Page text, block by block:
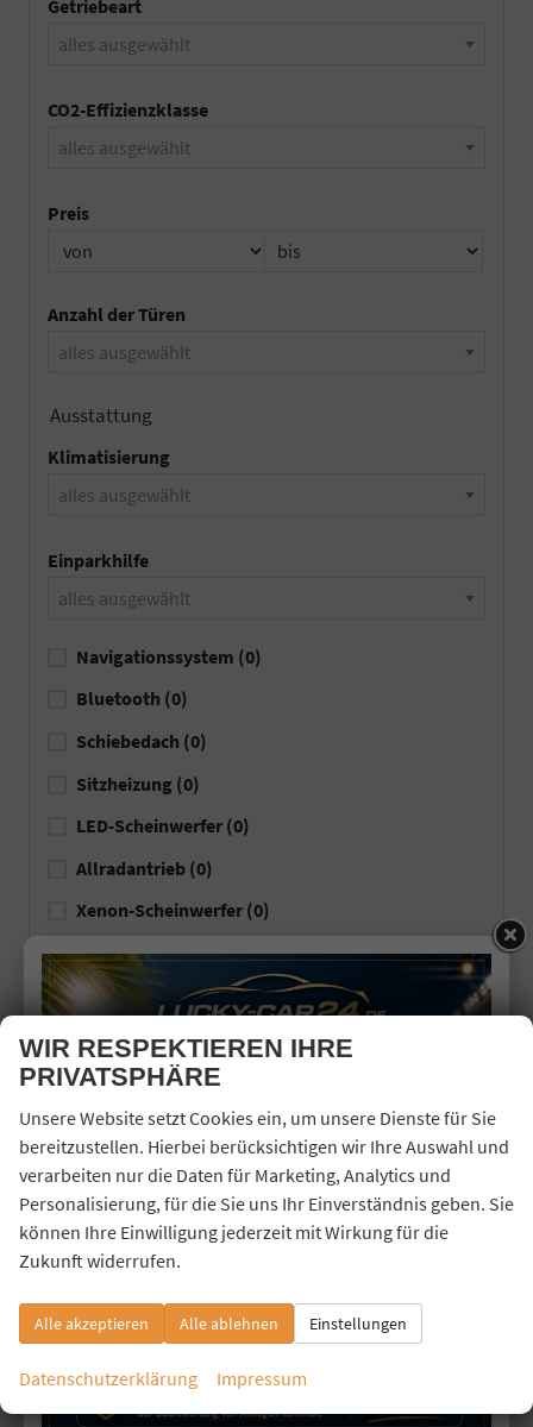
Getriebeart
alles ausgewählt
CO2-Effizienzklasse
alles ausgewählt
Preis
Anzahl der Türen
alles ausgewählt
Ausstattung
Klimatisierung
alles ausgewählt
Einparkhilfe
alles ausgewählt
Navigationssystem (0)
Bluetooth (0)
Schiebedach (0)
Sitzheizung (0)
LED-Scheinwerfer (0)
Allradantrieb (0)
Xenon-Scheinwerfer (0)
Tempomat automatisch (ACC)(0)
Anhängerkupplung(0)
Keine Ergebnisse
zurücksetzen
Geparkte Fahrzeuge (0)
Anmelden
WIR RESPEKTIEREN IHRE
PRIVATSPHÄRE
Unsere Website setzt Cookies ein, um unsere Dienste für Sie
bereitzustellen. Hierbei berücksichtigen wir Ihre Auswahl und
verarbeiten nur die Daten für Marketing, Analytics und
Personalisierung, für die Sie uns Ihr Einverständnis geben. Sie
können Ihre Einwilligung jederzeit mit Wirkung für die
Zukunft widerrufen.
Alle akzeptieren Alle ablehnen Einstellungen
Datenschutzerklärung Impressum